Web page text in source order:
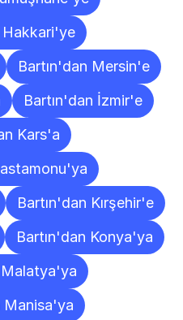
Hakkari'ye
Bartın'dan Mersin'e
Bartın'dan İzmir'e
Kars'a
Bartın'dan Kırşehir'e
Bartın'dan Konya'ya
Malatya'ya
Manisa'ya